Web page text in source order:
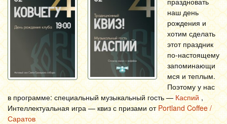
наш день
рождения и
хотим сделать
этот праздник
по-настоящему
запоминающи
мся и теплым.
Поэтому у нас
в программе: специальный музыкальный гость —Каспий ,
Интеллектуальная игра — квиз с призами отPortland Coffee /
Саратов